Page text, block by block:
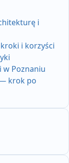
i
i korzyści
w Poznaniu
krok po